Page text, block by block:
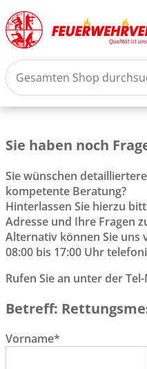
Sie haben noch
Sie wünschen
kompetente Beratung?
Hinterlassen Sie hierzu
Adresse und Ihre Fragen
Alternativ können Sie uns
08:00 bis 17:00 Uhr
Rufen Sie an unter der
Betreff:
Vorname*